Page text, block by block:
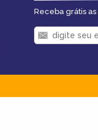
Receba grátis